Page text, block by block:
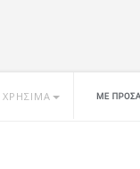
ΧΡΗΣΙΜΑ